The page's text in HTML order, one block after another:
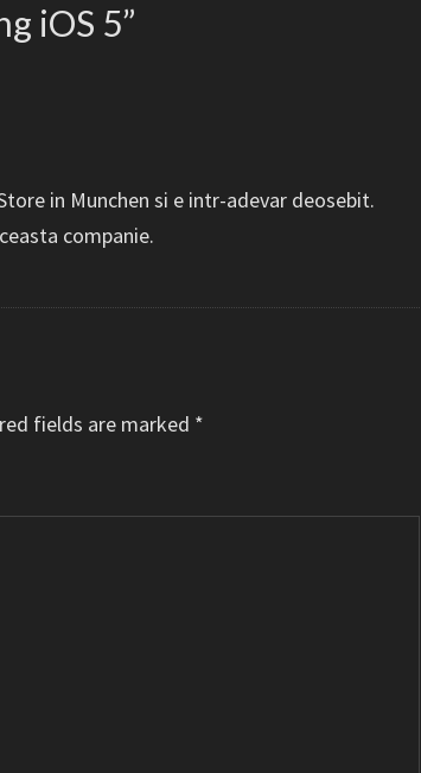
iOS 5”
in Munchen si e intr-adevar deosebit.
companie.
fields are marked *